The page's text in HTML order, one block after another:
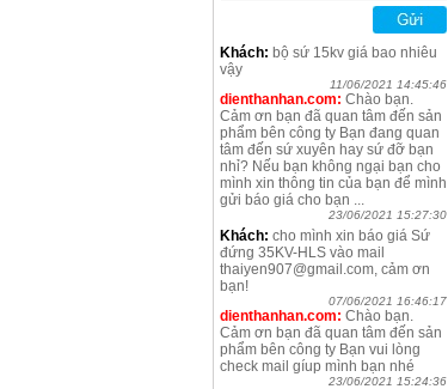
Khách: bộ sứ 15kv giá bao nhiêu
vậy
11/06/2021 14:45:46
dienthanhan.com: Chào bạn.
Cảm ơn bạn đã quan tâm đến sản
phẩm bên công ty Bạn đang quan
tâm đến sứ xuyên hay sứ đỡ bạn
nhỉ? Nếu bạn không ngại bạn cho
mình xin thông tin của bạn để mình
gửi báo giá cho bạn ...
23/06/2021 15:27:30
Khách: cho mình xin báo giá Sứ
đứng 35KV-HLS vào mail
thaiyen907@gmail.com, cảm ơn
bạn!
07/06/2021 16:46:17
dienthanhan.com: Chào bạn.
Cảm ơn bạn đã quan tâm đến sản
phẩm bên công ty Bạn vui lòng
check mail gíup mình bạn nhé
23/06/2021 15:24:36